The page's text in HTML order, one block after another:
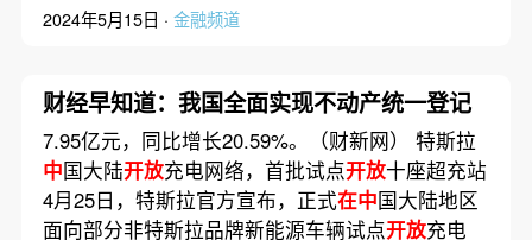
2024年5月15日 · 金融频道
财经早知道：我国全面实现不动产统一登记
7.95亿元，同比增长20.59%。（财新网） 特斯拉
中国大陆开放充电网络，首批试点开放十座超充站
4月25日，特斯拉官方宣布，正式在中国大陆地区
面向部分非特斯拉品牌新能源车辆试点开放充电